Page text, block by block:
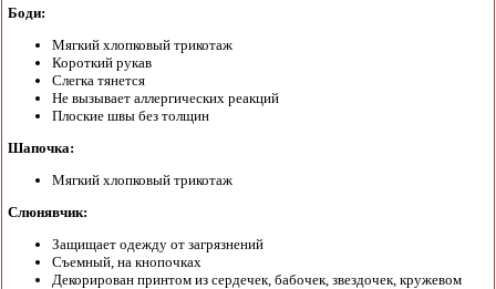
Боди:
Мягкий хлопковый трикотаж
Короткий рукав
Слегка тянется
Не вызывает аллергических реакций
Плоские швы без толщин
Шапочка:
Мягкий хлопковый трикотаж
Слюнявчик:
Защищает одежду от загрязнений
Съемный, на кнопочках
Декорирован принтом из сердечек, бабочек, звездочек, кружевом